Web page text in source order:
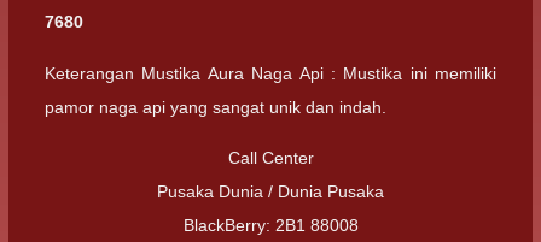
7680
Keterangan Mustika Aura Naga Api : Mustika ini memiliki
pamor naga api yang sangat unik dan indah.
Call Center
Pusaka Dunia / Dunia Pusaka
BlackBerry: 2B1 88008